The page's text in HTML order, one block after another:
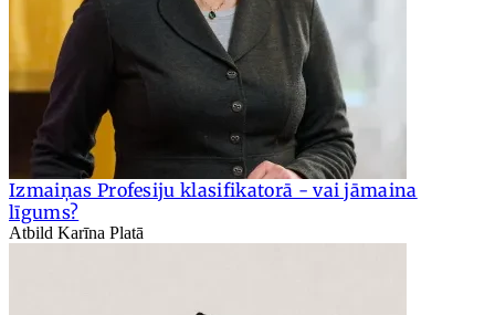
Izmaiņas Profesiju klasifikatorā - vai jāmaina
līgums?
Atbild Karīna Platā